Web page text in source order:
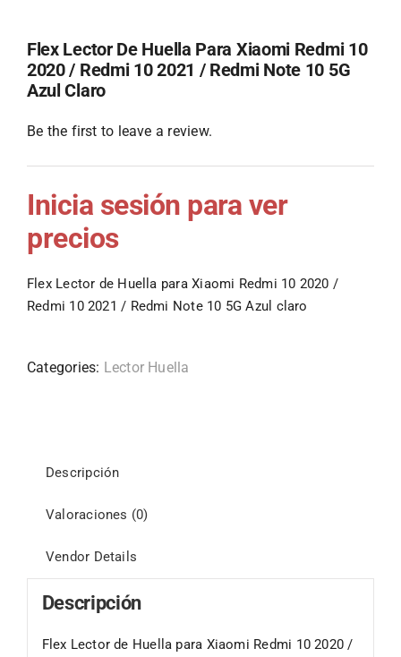
Flex Lector De Huella Para Xiaomi Redmi 10
2020 / Redmi 10 2021 / Redmi Note 10 5G
Azul Claro
Be the first to leave a review.
Inicia sesión para ver
precios
Flex Lector de Huella para Xiaomi Redmi 10 2020 /
Redmi 10 2021 / Redmi Note 10 5G Azul claro
Categories: Lector Huella
Descripción
Valoraciones (0)
Vendor Details
Descripción
Flex Lector de Huella para Xiaomi Redmi 10 2020 /